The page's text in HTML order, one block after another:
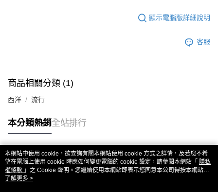
顯示電腦版詳細說明
客服
商品相關分類 (1)
西洋 流行
本分類熱銷全站排行
熱門標籤
本網站中使用 cookie，欲查詢有關本網站使用 cookie 方式之詳情，及若您不希
望在電腦上使用 cookie 時應如何變更電腦的 cookie 設定，請參閱本網站「 隱私
權條款 」之 Cookie 聲明。您繼續使用本網站即表示您同意本公司得按本網站使
用條款之 Cookie 聲明使用 cookie。
了解更多 >